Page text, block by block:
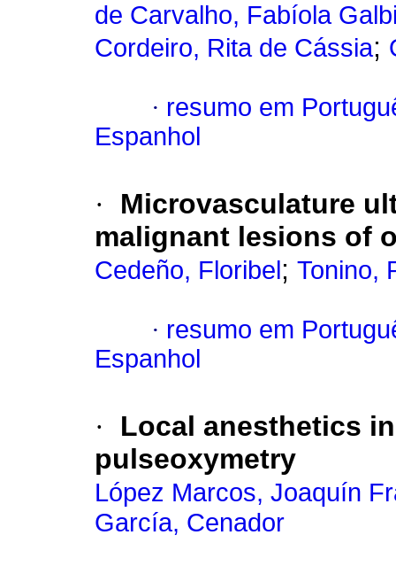
de Carvalho, Fabíola
Cordeiro, Rita de Cássia;
· resumo em
Espanhol
·
Microvasculature
malignant lesions of
Cedeño, Floribel ; Tonino,
· resumo em
Espanhol
·
Local anesthetics
pulseoxymetry
López Marcos, Joaquín
García, Cenador